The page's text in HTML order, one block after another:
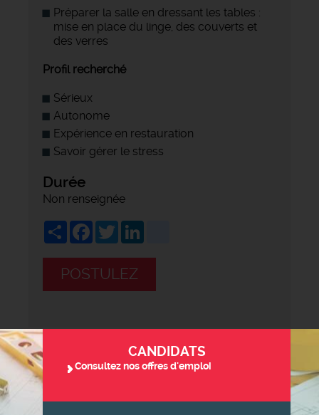
Préparer la salle en dressant les tables :
mise en place du linge, des couverts et
des verres
Profil recherché
Sérieux
Autonome
Expérience en restauration
Savoir gérer le stress
Durée
Non renseignée
ShareFacebook
Twitter
POSTULEZ
CANDIDATS
Consultez nos offres d'emploi